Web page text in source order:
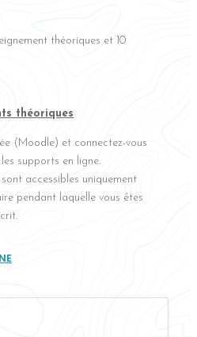
théoriques et 10
théoriques
(Moodle) et connectez-vous
supports en ligne.
accessibles uniquement
pendant laquelle vous êtes